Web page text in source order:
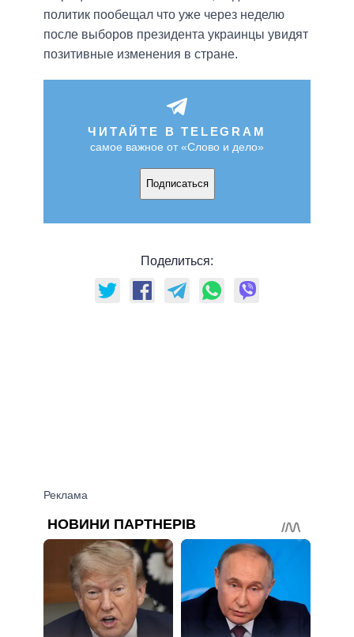
политик пообещал что уже через неделю
после выборов президента украинцы увидят
позитивные изменения в стране.
ЧИТАЙТЕ В TELEGRAM
самое важное от «Слово и дело»
Подписаться
Поделиться: